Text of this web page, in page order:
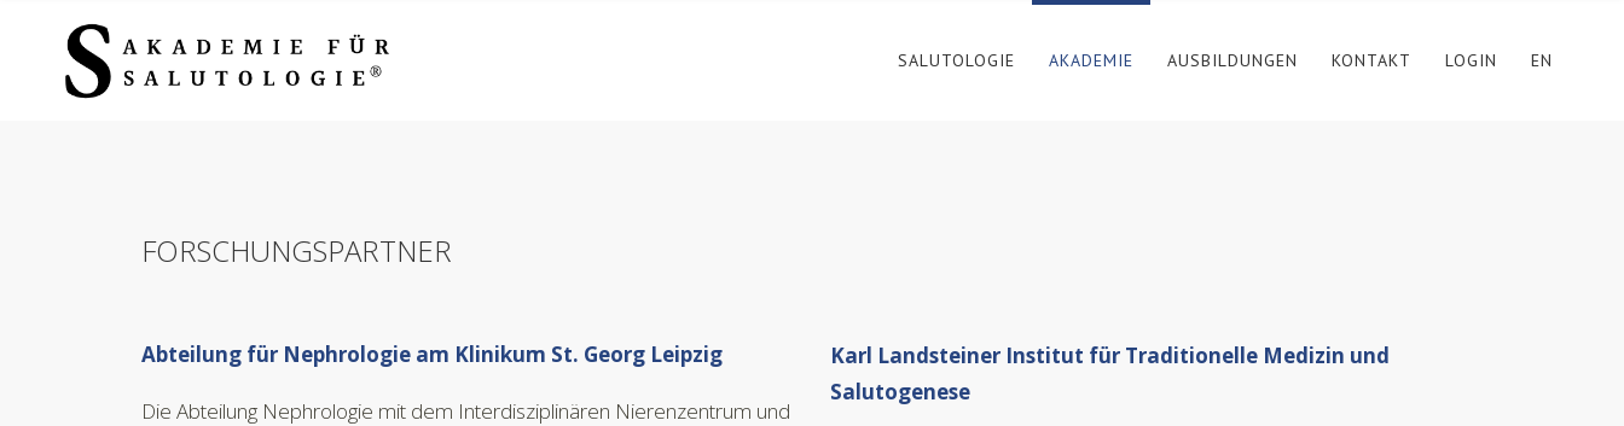
SALUTOLOGIE AKADEMIE AUSBILDUNGEN KONTAKT LOGIN EN
FORSCHUNGSPARTNER
Abteilung für Nephrologie am Klinikum St. Georg Leipzig
Die Abteilung Nephrologie mit dem Interdisziplinären Nierenzentrum und
Karl Landsteiner Institut für Traditionelle Medizin und
Salutogenese